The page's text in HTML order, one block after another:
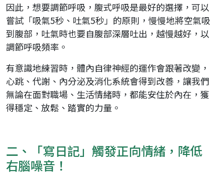
因此，想要調節呼吸，腹式呼吸是最好的選擇，可以
嘗試「吸氣5秒、吐氣5秒」的原則，慢慢地將空氣吸
到腹部，吐氣時也要自腹部深層吐出，越慢越好，以
調節呼吸頻率。
有意識地練習時，體內自律神經的運作會跟著改變，
心跳、代謝、內分泌及消化系統會得到改善，讓我們
無論在面對職場、生活情緒時，都能安住於內在，獲
得穩定、放鬆、踏實的力量。
二、「寫日記」觸發正向情緒，降低
右腦噪音！